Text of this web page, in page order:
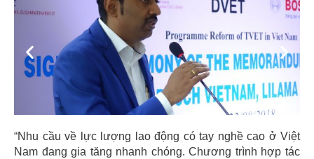
Previous Next
“Nhu cầu về lực lượng lao động có tay nghề cao ở Việt
Nam đang gia tăng nhanh chóng. Chương trình hợp tác